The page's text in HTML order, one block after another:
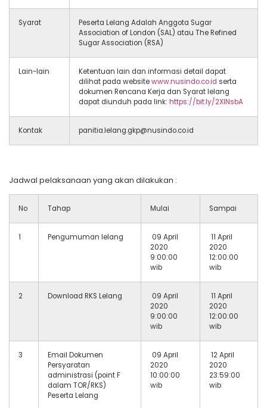
Syarat
Peserta Lelang Adalah Anggota Sugar
Association of London (SAL) atau The Refined
Sugar Association (RSA)
Lain-lain
Ketentuan lain dan informasi detail dapat
dilihat pada websitewww.nusindo.co.id serta
dokumen Rencana Kerja dan Syarat lelang
dapat diunduh pada link: https://bit.ly/2XlNsbA
Kontak panitia.lelang.gkp@nusindo.co.id
Jadwal pelaksanaan yang akan dilakukan :
No Tahap Mulai Sampai
1 Pengumuman lelang
09 April
2020
9:00:00
wib
11 April
2020
12:00:00
wib
2 Download RKS Lelang
09 April
2020
9:00:00
wib
11 April
2020
12:00:00
wib
3
Email Dokumen
Persyaratan
administrasi (point F
dalam TOR/RKS)
Peserta Lelang
09 April
2020
10:00:00
wib
12 April
2020
23:59:00
wib